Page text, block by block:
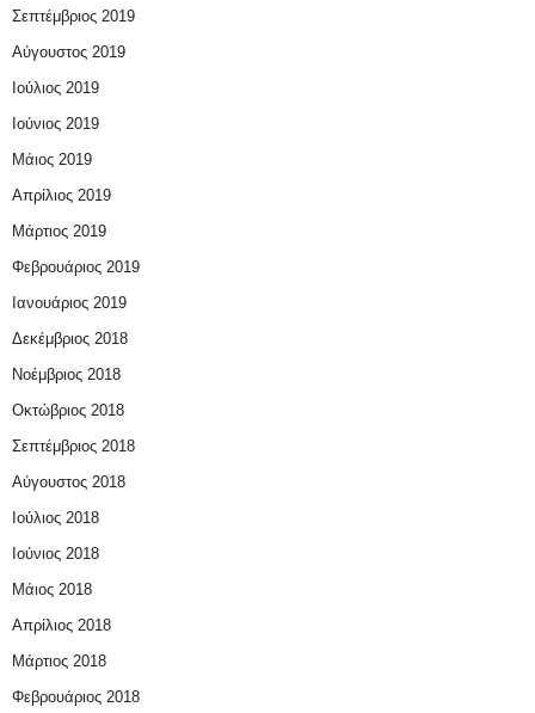
Σεπτέμβριος 2019
Αύγουστος 2019
Ιούλιος 2019
Ιούνιος 2019
Μάιος 2019
Απρίλιος 2019
Μάρτιος 2019
Φεβρουάριος 2019
Ιανουάριος 2019
Δεκέμβριος 2018
Νοέμβριος 2018
Οκτώβριος 2018
Σεπτέμβριος 2018
Αύγουστος 2018
Ιούλιος 2018
Ιούνιος 2018
Μάιος 2018
Απρίλιος 2018
Μάρτιος 2018
Φεβρουάριος 2018